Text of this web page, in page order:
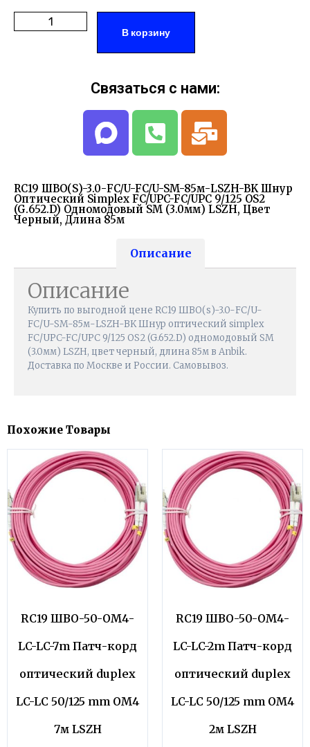
В корзину
RC19 ШВО(s)-3.0-FC/U-FC/U-SM-85м-LSZH-BK Шнур
Оптический Simplex FC/UPC-FC/UPC 9/125 OS2
(G.652.D) Одномодовый SM (3.0мм) LSZH, Цвет
Черный, Длина 85м
Описание
Описание
Купить по выгодной цене RC19 ШВО(s)-3.0-FC/U-
FC/U-SM-85м-LSZH-BK Шнур оптический simplex
FC/UPC-FC/UPC 9/125 OS2 (G.652.D) одномодовый SM
(3.0мм) LSZH, цвет черный, длина 85м в Anbik.
Доставка по Москве и России. Самовывоз.
Связаться с нами:
Похожие Товары
RC19 ШВО-50-OM4-
LC-LC-7m Патч-корд
оптический duplex
LC-LC 50/125 mm OM4
7м LSZH
RC19 ШВО-50-OM4-
LC-LC-2m Патч-корд
оптический duplex
LC-LC 50/125 mm OM4
2м LSZH